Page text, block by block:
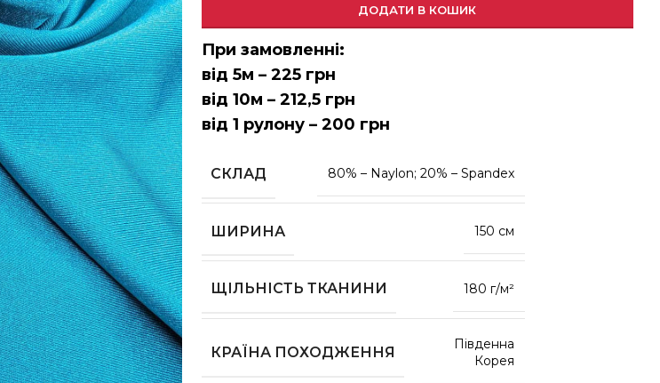
ДОДАТИ В КОШИК
При замовленні:
від 5м – 225 грн
від 10м – 212,5 грн
від 1 рулону – 200 грн
СКЛАД 80% – Naylon; 20% – Spandex
ШИРИНА 150 см
ЩІЛЬНІСТЬ ТКАНИНИ 180 г/м²
КРАЇНА ПОХОДЖЕННЯ
Південна
Корея